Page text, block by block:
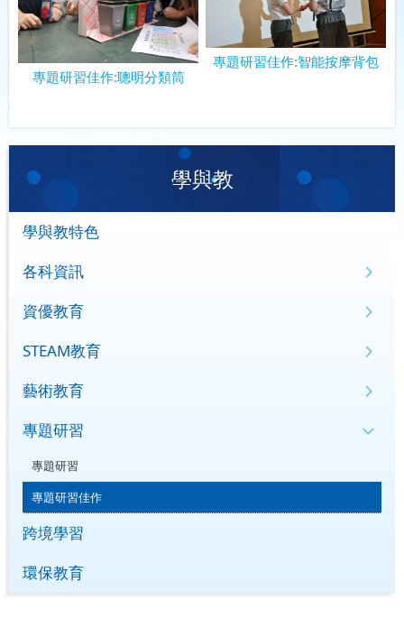
專題研習佳作:聰明分類筒
專題研習佳作:智能按摩背包
學與教
學與教特色
各科資訊
資優教育
STEAM教育
藝術教育
專題研習
專題研習
專題研習佳作
跨境學習
環保教育